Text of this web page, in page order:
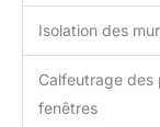
Isolation des
Calfeutrage des
fenêtres